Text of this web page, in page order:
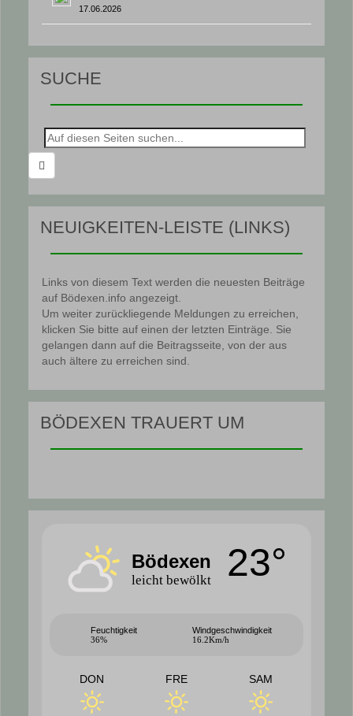
17.06.2026
SUCHE
Suche
nach:
NEUIGKEITEN-LEISTE (LINKS)
Links von diesem Text werden die neuesten Beiträge
auf Bödexen.info angezeigt.
Um weiter zurückliegende Meldungen zu erreichen,
klicken Sie bitte auf einen der letzten Einträge. Sie
gelangen dann auf die Beitragsseite, von der aus
auch ältere zu erreichen sind.
BÖDEXEN TRAUERT UM
Bödexen
leicht bewölkt 23°
Feuchtigkeit
36%
Windgeschwindigkeit
16.2Km/h
DON FRE SAM